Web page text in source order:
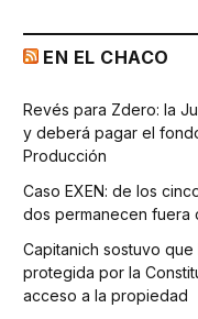
EN EL CHACO
Revés para Zdero: la
y deberá pagar el
Producción
Caso EXEN: de los
dos permanecen fuera
Capitanich sostuvo
protegida por la
acceso a la propiedad